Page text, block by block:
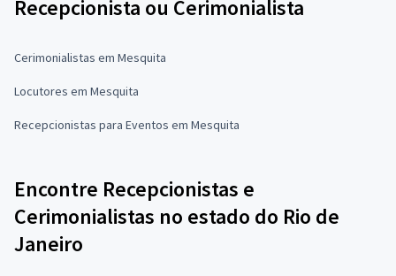
Recepcionista ou Cerimonialista
Cerimonialistas em Mesquita
Locutores em Mesquita
Recepcionistas para Eventos em Mesquita
Encontre Recepcionistas e
Cerimonialistas no estado do Rio de
Janeiro